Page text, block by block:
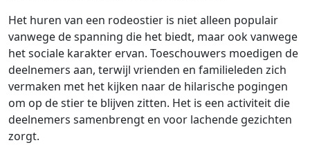
Het huren van een rodeostier is niet alleen populair
vanwege de spanning die het biedt, maar ook vanwege
het sociale karakter ervan. Toeschouwers moedigen de
deelnemers aan, terwijl vrienden en familieleden zich
vermaken met het kijken naar de hilarische pogingen
om op de stier te blijven zitten. Het is een activiteit die
deelnemers samenbrengt en voor lachende gezichten
zorgt.